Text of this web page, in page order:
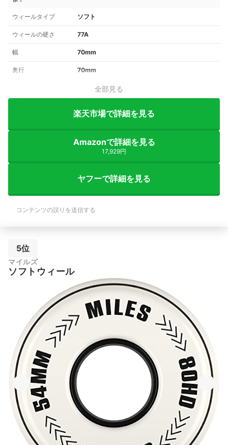
ウィールタイプ ソフト
ウィールの硬さ 77A
幅 70mm
奥行 70mm
全部見る
楽天市場で詳細を見る
Amazonで詳細を見る
17,929円
ヤフーで詳細を見る
コンテンツの誤りを送信する
5位
マイルズ
ソフトウィール